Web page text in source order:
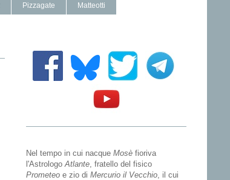
Pizzagate Matteotti
Nel tempo in cui nacque Mosè fioriva
l'Astrologo Atlante , fratello del fisico
Prometeo e zio di Mercurio il Vecchio , il cui